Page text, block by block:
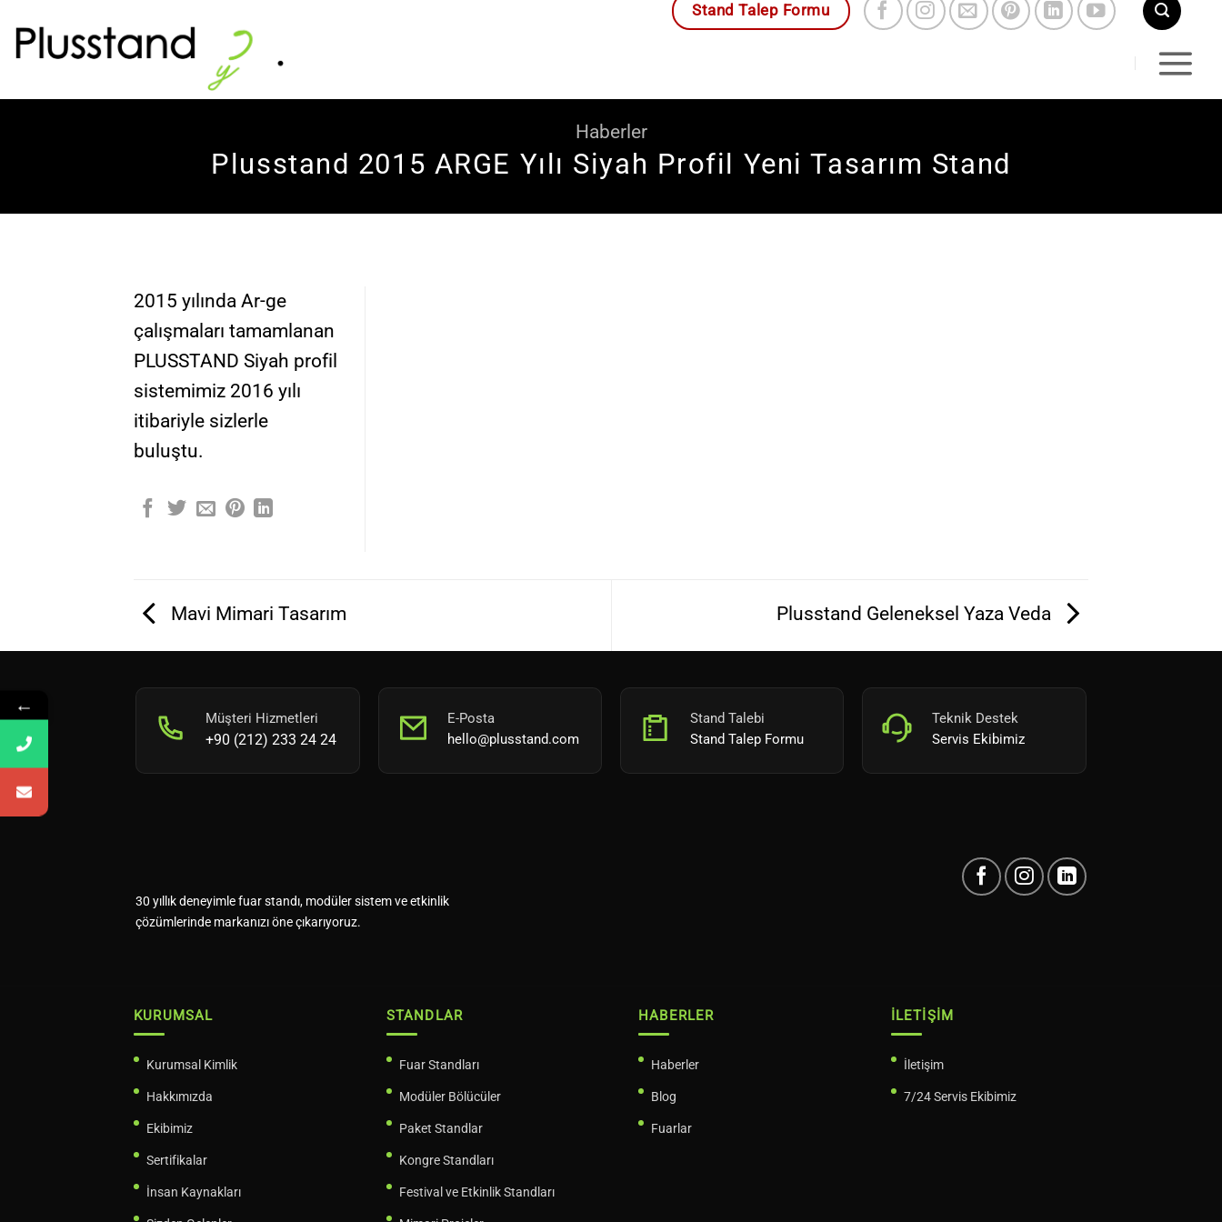
atla
Stand Talep Formu
Haberler
Plusstand 2015 ARGE Yılı Siyah Profil Yeni Tasarım Stand
2015 yılında Ar-ge
çalışmaları tamamlanan
PLUSSTAND Siyah profil
sistemimiz 2016 yılı
itibariyle sizlerle
buluştu.
Mavi Mimari Tasarım Plusstand Geleneksel Yaza Veda
Müşteri Hizmetleri
+90 (212) 233 24 24
E-Posta
hello@plusstand.com
Stand Talebi
Stand Talep Formu
Teknik Destek
Servis Ekibimiz
30 yıllık deneyimle fuar standı, modüler sistem ve etkinlik
çözümlerinde markanızı öne çıkarıyoruz.
KURUMSAL
Kurumsal Kimlik
Hakkımızda
Ekibimiz
Sertifikalar
İnsan Kaynakları
STANDLAR
Fuar Standları
Modüler Bölücüler
Paket Standlar
Kongre Standları
Festival ve Etkinlik Standları
HABERLER
Haberler
Blog
Fuarlar
İLETIŞIM
İletişim
7/24 Servis Ekibimiz
←